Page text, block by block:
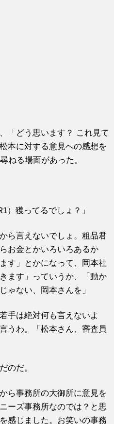
「どう思います？ これ見て
本に対する意見への感想を
ねる場面があった。
）獲ってるでしょ？」
ら言えないでしょ。粗品君
お金とかいろいろあるか
す」とかになって、岡本社
ます」っていうか、「動か
ゃない、岡本さんを」
手は絶対何も言えないよ
うわ。「松本さん、審査員
のだ。
ら事務所の大御所に意見を
ーズ事務所なのでは？と思
感じました。お笑いの事務